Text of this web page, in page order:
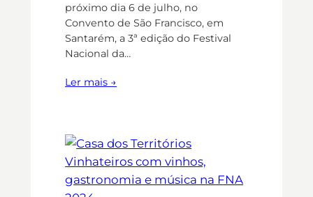
próximo dia 6 de julho, no
Convento de São Francisco, em
Santarém, a 3ª edição do Festival
Nacional da…
Ler mais →